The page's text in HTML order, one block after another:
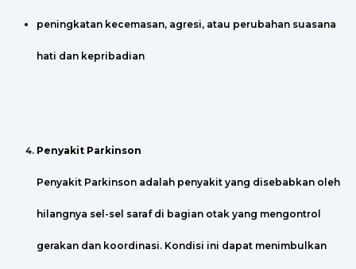
peningkatan kecemasan, agresi, atau perubahan suasana
hati dan kepribadian
Penyakit Parkinson
Penyakit Parkinson adalah penyakit yang disebabkan oleh
hilangnya sel-sel saraf di bagian otak yang mengontrol
gerakan dan koordinasi. Kondisi ini dapat menimbulkan